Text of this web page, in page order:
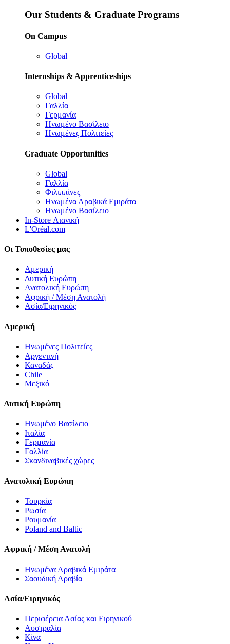
Our Students & Graduate Programs
On Campus
Global
Internships & Apprenticeships
Global
Γαλλία
Γερμανία
Ηνωμένο Βασίλειο
Ηνωμένες Πολιτείες
Graduate Opportunities
Global
Γαλλία
Φιλιππίνες
Ηνωμένα Αραβικά Εμιράτα
Ηνωμένο Βασίλειο
In-Store Λιανική
L'Oréal.com
Οι Τοποθεσίες μας
Αμερική
Δυτική Ευρώπη
Ανατολική Ευρώπη
Αφρική / Μέση Ανατολή
Ασία/Ειρηνικός
Αμερική
Ηνωμένες Πολιτείες
Αργεντινή
Καναδάς
Chile
Μεξικό
Δυτική Ευρώπη
Ηνωμένο Βασίλειο
Ιταλία
Γερμανία
Γαλλία
Σκανδιναβικές χώρες
Ανατολική Ευρώπη
Τουρκία
Ρωσία
Ρουμανία
Poland and Baltic
Αφρική / Μέση Ανατολή
Ηνωμένα Αραβικά Εμιράτα
Σαουδική Αραβία
Ασία/Ειρηνικός
Περιφέρεια Ασίας και Ειρηνικού
Αυστραλία
Κίνα